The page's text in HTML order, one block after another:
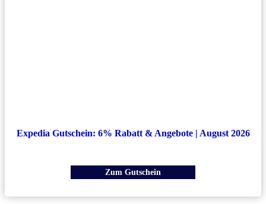
Expedia Gutschein: 6% Rabatt & Angebote | August 2026
Zum Gutschein